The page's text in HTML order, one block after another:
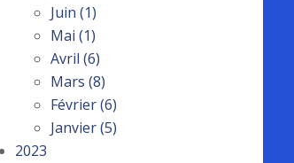
Juin (1)
Mai (1)
Avril (6)
Mars (8)
Février(6)
Janvier(5)
2023